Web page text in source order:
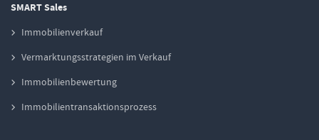
SMART Sales
Immobilienverkauf
Vermarktungsstrategien im Verkauf
Immobilienbewertung
Immobilientransaktionsprozess